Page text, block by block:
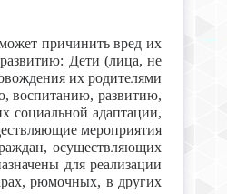
причинить вред их
развитию: Дети (лица, не
их родителями
воспитанию, развитию,
социальной адаптации,
мероприятия
осуществляющих
для реализации
рюмочных, в других